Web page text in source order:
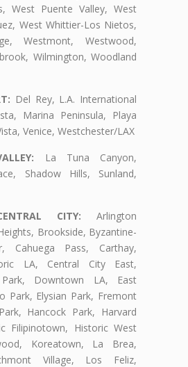
West Puente Valley, West
West Whittier-Los Nietos,
Westmont, Westwood,
Wilmington, Woodland
Del Rey, L.A. International
Marina Peninsula, Playa
Venice, Westchester/LAX
La Tuna Canyon,
Shadow Hills, Sunland,
CITY: Arlington
Brookside, Byzantine-
Cahuega Pass, Carthay,
LA, Central City East,
Downtown LA, East
Park, Elysian Park, Fremont
Hancock Park, Harvard
Filipinotown, Historic West
Koreatown, La Brea,
Village, Los Feliz,